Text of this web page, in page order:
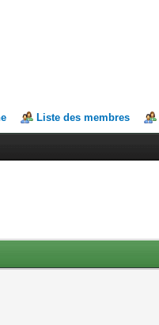
Liste des membres